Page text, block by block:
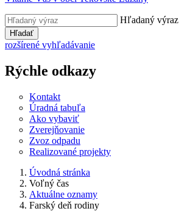
Hľadaný výraz
Hľadať
rozšírené vyhľadávanie
Rýchle odkazy
Kontakt
Úradná tabuľa
Ako vybaviť
Zverejňovanie
Zvoz odpadu
Realizované projekty
Úvodná stránka
Voľný čas
Aktuálne oznamy
Farský deň rodiny